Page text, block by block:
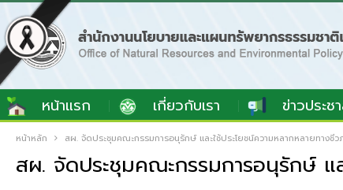
หน้าแรก เกี่ยวกับเรา ข่าวประ
หน้าหลัก สผ. จัดประชุมคณะกรรมการอนุรักษ์ และใช้ประโยชน์ความหลากหลายทางชี
สผ. จัดประชุมคณะกรรมการอนุรักษ์ แ